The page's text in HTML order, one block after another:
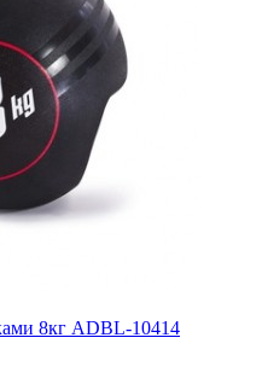
8кг ADBL-10414